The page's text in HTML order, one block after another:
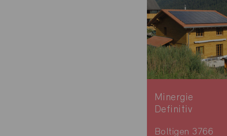
Minergie
Definitiv
Boltigen 3766